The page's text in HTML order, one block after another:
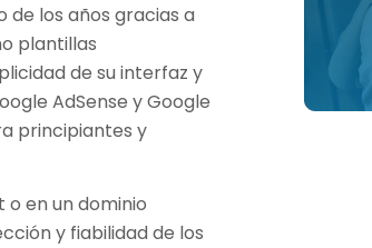
los años gracias a
plantillas
de su interfaz y
AdSense y Google
principiantes y
o en un dominio
y fiabilidad de los